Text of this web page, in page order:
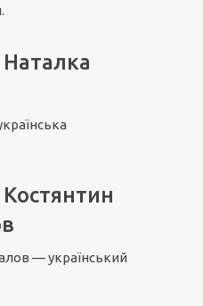
Наталка
Костянтин
— український